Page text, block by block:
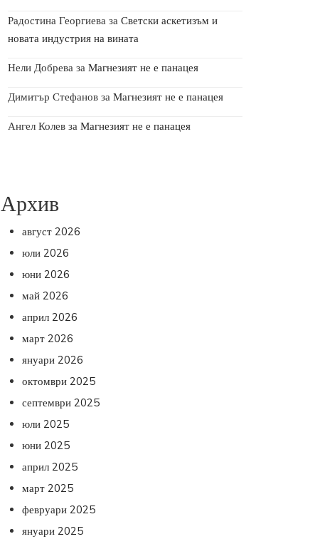
Радостина Георгиева за Светски аскетизъм и
новата индустрия на вината
Нели Добрева за Магнезият не е панацея
Димитър Стефанов за Магнезият не е панацея
Ангел Колев за Магнезият не е панацея
Архив
август 2026
юли 2026
юни 2026
май 2026
април 2026
март 2026
януари 2026
октомври 2025
септември 2025
юли 2025
юни 2025
април 2025
март 2025
февруари 2025
януари 2025